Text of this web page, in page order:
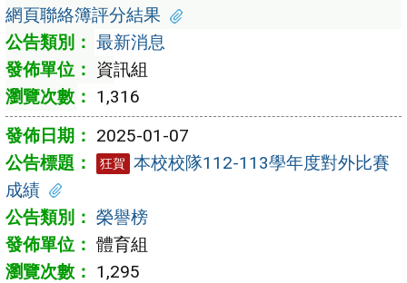
網頁聯絡簿評分結果
最新消息
資訊組
1,316
2025-01-07
狂賀 本校校隊112-113學年度對外比賽
成績
榮譽榜
體育組
1,295